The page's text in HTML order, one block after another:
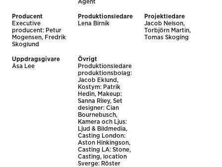
Agent
Producent
Executive
producent: Petur
Mogensen, Fredrik
Skoglund
Produktionsledare
Lena Birnik
Projektledare
Jacob Nelson,
Torbjörn Martin,
Tomas Skoging
Uppdragsgivare
Åsa Lee
Övrigt
Produktionsledare
produktionsbolag:
Jacob Eklund,
Kostym: Patrik
Hedin, Makeup:
Sanna Riley, Set
designer: Cian
Bournebusch,
Kamera och Ljus:
Ljud & Bildmedia,
Casting London:
Aston Hinkingson,
Casting LA: Stone,
Casting, location
Sverge: Röster